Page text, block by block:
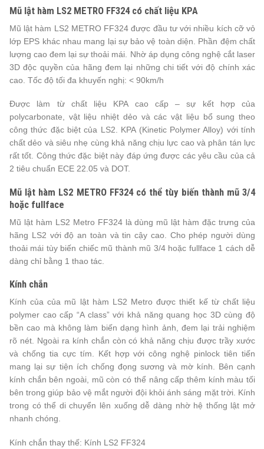
Mũ lật hàm LS2 METRO FF324 có chất liệu KPA
Mũ lật hàm LS2 METRO FF324 được đầu tư với nhiều kích cỡ vỏ
lớp EPS khác nhau mang lại sự bảo vệ toàn diện. Phần đệm chất
lượng cao đem lại sự thoải mái. Nhờ áp dụng công nghệ cắt laser
3D độc quyền của hãng đem lại những chi tiết với độ chính xác
cao. Tốc độ tối đa khuyến nghị: < 90km/h
Được làm từ chất liệu KPA cao cấp – sự kết hợp của
polycarbonate, vật liệu nhiệt dẻo và các vật liệu bổ sung theo
công thức đặc biệt của LS2. KPA (Kinetic Polymer Alloy) với tính
chất dẻo và siêu nhẹ cùng khả năng chịu lực cao và phân tán lực
rất tốt. Công thức đặc biệt này đáp ứng được các yêu cầu của cả
2 tiêu chuẩn ECE 22.05 và DOT.
Mũ lật hàm LS2 METRO FF324 có thể tùy biến thành mũ 3/4
hoặc fullface
Mũ lật hàm LS2 Metro FF324 là dùng mũ lật hàm đặc trưng của
hãng LS2 với độ an toàn và tin cậy cao. Cho phép người dùng
thoải mái tùy biến chiếc mũ thành mũ 3/4 hoặc fullface 1 cách dễ
dàng chỉ bằng 1 thao tác.
Kính chắn
Kính của của mũ lật hàm LS2 Metro được thiết kế từ chất liệu
polymer cao cấp “A class” với khả năng quang học 3D cùng độ
bền cao mà không làm biến dạng hình ảnh, đem lại trải nghiệm
rõ nét. Ngoài ra kính chắn còn có khả năng chịu được trầy xước
và chống tia cực tím. Kết hợp với công nghệ pinlock tiên tiến
mang lại sự tiện ích chống đọng sương và mờ kính. Bên cạnh
kính chắn bên ngoài, mũ còn có thể nâng cấp thêm kính màu tối
bên trong giúp bảo vệ mắt người đội khỏi ánh sáng mặt trời. Kính
trong có thể di chuyển lên xuống dễ dàng nhờ hệ thống lật mở
nhanh chóng.
Kính chắn thay thế: Kính LS2 FF324